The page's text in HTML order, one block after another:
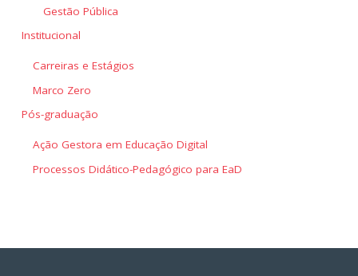
Gestão Pública
Institucional
Carreiras e Estágios
Marco Zero
Pós-graduação
Ação Gestora em Educação Digital
Processos Didático-Pedagógico para EaD